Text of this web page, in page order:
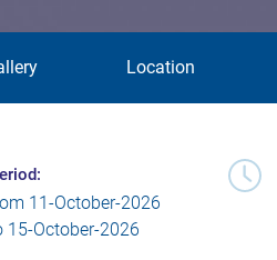
Location
11-October-2026
15-October-2026